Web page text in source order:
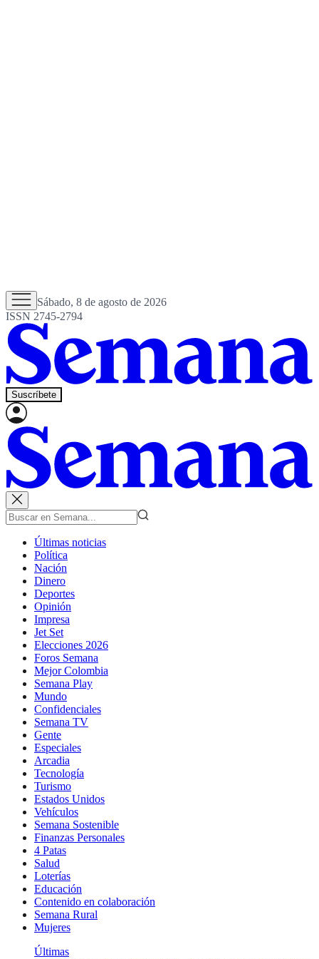
Sábado, 8 de agosto de 2026
ISSN 2745-2794
Suscríbete
Últimas noticias
Política
Nación
Dinero
Deportes
Opinión
Impresa
Jet Set
Elecciones 2026
Foros Semana
Mejor Colombia
Semana Play
Mundo
Confidenciales
Semana TV
Gente
Especiales
Arcadia
Tecnología
Turismo
Estados Unidos
Vehículos
Semana Sostenible
Finanzas Personales
4 Patas
Salud
Loterías
Educación
Contenido en colaboración
Semana Rural
Mujeres
Últimas